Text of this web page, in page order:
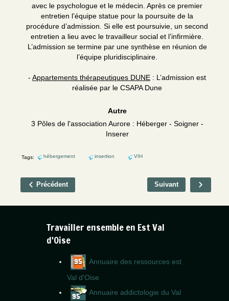
avec le psychologue et le médecin. Après ce premier
entretien l’équipe statue pour la poursuite de la
procédure d’admission. Si elle est poursuivie, un second
entretien a lieu avec le travailleur social et l’infirmière.
L’admission se termine par une synthèse en réunion de
l’équipe pluridisciplinaire.
- Appartements thérapeutiques DUNE : L’admission est
réalisée par le CSAPA Dune
Autre
3 Pôles de l'association Aurore : Héberger - Soigner -
Inserer
Tags: hébergement insertion VIH
Précédent Suivant
Travailler ensemble en Est Val
d'Oise
Annuaire des ressources est
Val d'Oise
Annuaire addictologie du Val